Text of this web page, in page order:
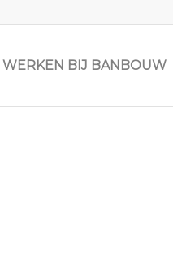
WERKEN BIJ BANBOUW